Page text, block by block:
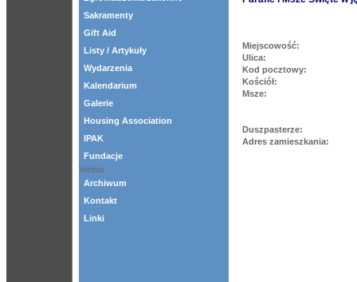
Sakramenty
Gift Aid
Listy / Artykuły
Wydarzenia
Kalendarium
Galerie
Housing Association
IPAK
Fundacje
Veritas
Archiwum
Kontakt
Linki
Miejscowość:
Ulica:
Kod pocztowy:
Kościół:
Msze:
Duszpasterze:
Adres zamieszkania: